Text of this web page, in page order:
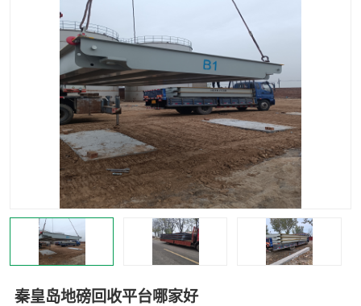
秦皇岛地磅回收平台哪家好
烘干机 食品烘干机
装载机电子秤 输送机
半自动输送机 全自动输送机
冷却塔 食品螺旋塔
撕碎机 木材撕碎机
塑料撕碎机 金属撕碎机